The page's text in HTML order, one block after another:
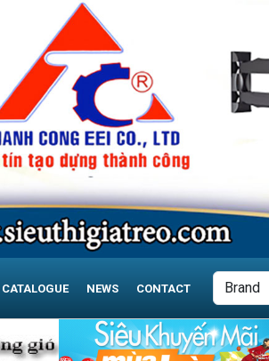
CATALOGUE NEWS CONTACT